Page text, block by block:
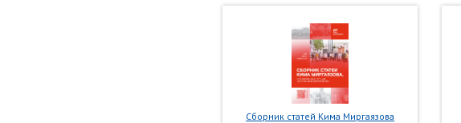
Сборник статей Кима Миргаязова